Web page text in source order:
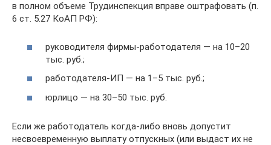
в полном объеме Трудинспекция вправе оштрафовать (п.
6 ст. 5.27 КоАП РФ):
руководителя фирмы-работодателя — на 10–20
тыс. руб.;
работодателя-ИП — на 1–5 тыс. руб.;
юрлицо — на 30–50 тыс. руб.
Если же работодатель когда-либо вновь допустит
несвоевременную выплату отпускных (или выдаст их не